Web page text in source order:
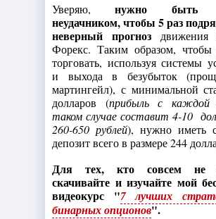
Уверяю,нужно быть
неудачником, чтобы 5 раз
неверный прогноз
Форекс. Таким образом, чтобы
торговать, используя системы
и выхода в безубыток
мартингейл), с минимальной
долларов (прибыль с каждой
таком случае составит 4-10
260-650 рублей), нужно иметь
депозит всего в размере 244
Для тех, кто совсем не
скачивайте и изучайте мой
видеокурс "7 лучших
бинарных опционов".